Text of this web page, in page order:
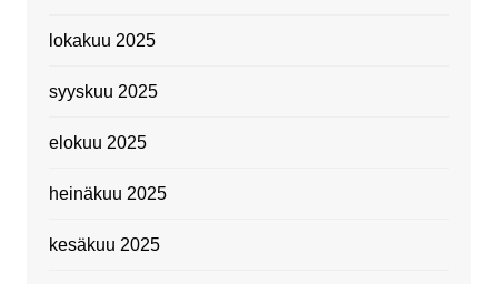
lokakuu 2025
syyskuu 2025
elokuu 2025
heinäkuu 2025
kesäkuu 2025